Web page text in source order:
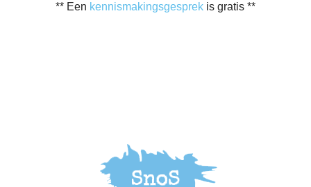
** Een kennismakingsgesprek is gratis **